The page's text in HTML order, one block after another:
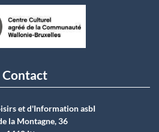
Contact
et d'Information asbI
la Montagne, 36